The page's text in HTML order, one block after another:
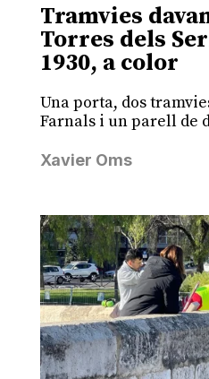
Tramvies
Torres dels
1930, a color
Una porta, dos
Farnals i un parell de
Xavier Oms